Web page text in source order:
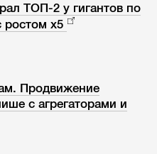
ТОП-2 у гигантов по
ростом х5
Продвижение
с агрегаторами и